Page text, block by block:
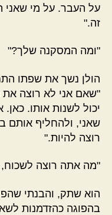
על העבר. על מי שאני
זה."
"ומה המסקנה שלך?"
הולן נשך את שפתו
"שאם אני לא רוצה את
יכול לשנות אותו.
שאני, ולהחליף אותם
רוצה להיות."
"מה אתה רוצה לשכוח,
הוא שתק, והבנתי
בהפוגה כהזדמנות